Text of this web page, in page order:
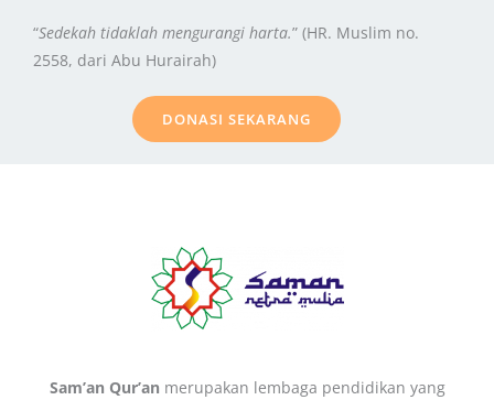
“Sedekah tidaklah mengurangi harta.” (HR. Muslim no.
2558, dari Abu Hurairah)
DONASI SEKARANG
Sam’an Qur’an merupakan lembaga pendidikan yang